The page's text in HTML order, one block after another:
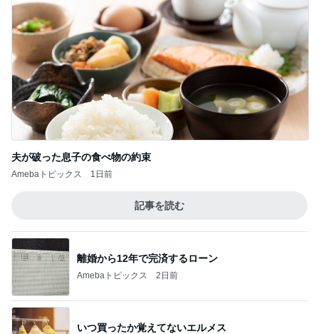
離婚から12年で完済するローン
Amebaトピックス 2日前
いつ買ったか覚えてないエルメス
Amebaトピックス 1日前
Amebaトピックス 1日前
コメダの5組待ちで諦めて帰宅